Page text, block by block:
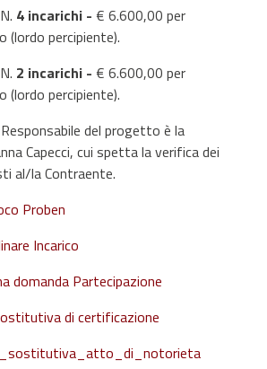
N. 4 incarichi - € 6.600,00 per
(lordo percipiente).
2 incarichi - € 6.600,00 per
(lordo percipiente).
del progetto è la
Capecci, cui spetta la verifica dei
al/la Contraente.
Proben
Incarico
domanda Partecipazione
di certificazione